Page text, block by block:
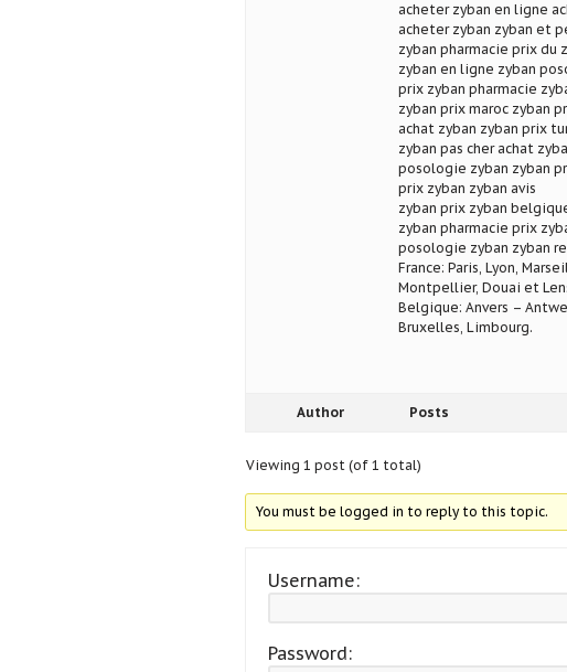
acheter zyban en ligne
acheter zyban zyban et
zyban pharmacie prix du
zyban en ligne zyban
prix zyban pharmacie
zyban prix maroc zyban
achat zyban zyban prix
zyban pas cher achat
posologie zyban zyban
prix zyban zyban avis
zyban prix zyban
zyban pharmacie prix
posologie zyban zyban
France: Paris, Lyon,
Montpellier, Douai et
Belgique: Anvers –
Bruxelles, Limbourg.
Author Posts
Viewing 1 post (of 1 total)
You must be logged in to reply to this topic.
Username:
Password: